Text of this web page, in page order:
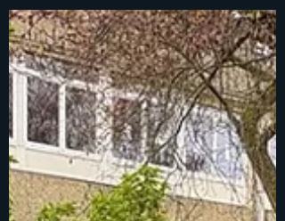
thème du printemps, une playlist
musicale, deux recettes de cuisine, et un
bilan chaleureux de cette belle année…
avant de se dire au revoir ! Pas le temps
de tout écouter ? Pas de problème ! Le
Genially vous permet de naviguer
directement vers la partie qui vous
intéresse. Cliquez ici si vous regardez
depuis un portable Bonn